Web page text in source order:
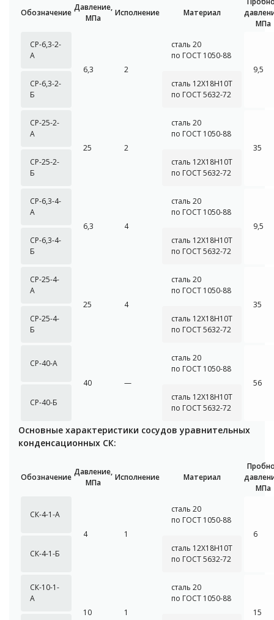
Обозначение
Давление,
МПа
Исполнение Материал
МПа
СР-6,3-2-
А
6,3
2
сталь 20
по ГОСТ 1050-88
9,5
СР-6,3-2-
Б
сталь 12Х18Н10Т
по ГОСТ 5632-72
СР-25-2-
А
25
2
сталь 20
по ГОСТ 1050-88
35
СР-25-2-
Б
сталь 12Х18Н10Т
по ГОСТ 5632-72
СР-6,3-4-
А
6,3
4
сталь 20
по ГОСТ 1050-88
9,5
СР-6,3-4-
Б
сталь 12Х18Н10Т
по ГОСТ 5632-72
СР-25-4-
А
25
4
сталь 20
по ГОСТ 1050-88
35
СР-25-4-
Б
сталь 12Х18Н10Т
по ГОСТ 5632-72
СР-40-А
40
—
сталь 20
по ГОСТ 1050-88
56
СР-40-Б
сталь 12Х18Н10Т
по ГОСТ 5632-72
Основные характеристики сосудов уравнительных
конденсационных СК:
Обозначение
Давление,
МПа
Исполнение Материал
МПа
СК-4-1-А
4
1
сталь 20
по ГОСТ 1050-88
6
СК-4-1-Б
сталь 12Х18Н10Т
по ГОСТ 5632-72
СК-10-1-
А
10
1
сталь 20
по ГОСТ 1050-88
15